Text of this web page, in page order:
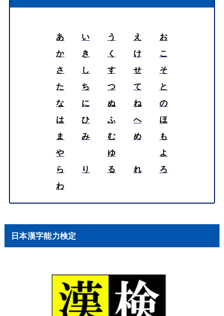
あ い う え
お
か
き く け
こ
さ
し す せ
そ
た
ち つ て
と
な
に ぬ ね
の
は
ひ ふ へ
ほ
ま
み む め
も
や
ゆ
よ
ら
り る れ
ろ
わ
日本漢字能力検定